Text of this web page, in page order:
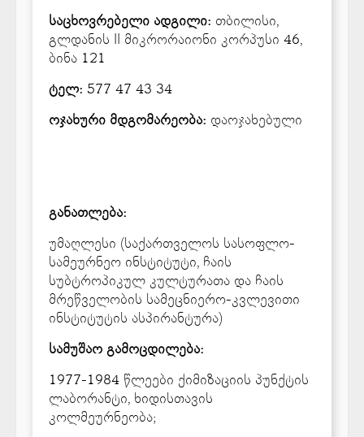
საცხოვრებელი ადგილი: თბილისი,
გლდანის II მიკრორაიონი კორპუსი 46,
ბინა 121
ტელ: 577 47 43 34
ოჯახური მდგომარეობა: დაოჯახებული
განათლება:
უმაღლესი (საქართველოს სასოფლო-
სამეურნეო ინსტიტუტი, ჩაის
სუბტროპიკულ კულტურათა და ჩაის
მრეწველობის სამეცნიერო-კვლევითი
ინსტიტუტის ასპირანტურა)
სამუშაო გამოცდილება:
1977-1984 წლეები ქიმიზაციის პუნქტის
ლაბორანტი, ხიდისთავის
კოლმეურნეობა;